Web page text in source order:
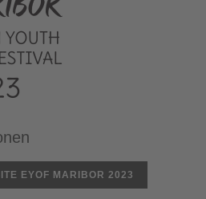
EYOF MARIBOR 2023